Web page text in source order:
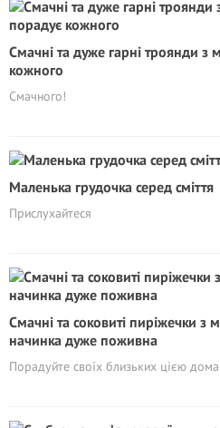
Смачні та дуже гарні троянди з
кожного
Смачного!
Маленька грудочка серед сміття
Прислухайтеся
Смачні та соковиті пиріжечки з
начинка дуже поживна
Порадуйте своїх близьких цією